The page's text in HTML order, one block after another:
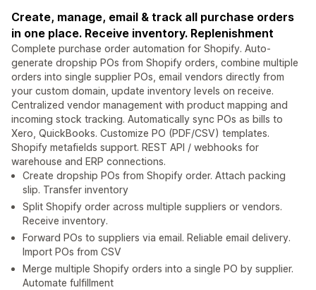
Create, manage, email & track all purchase orders
in one place. Receive inventory. Replenishment
Complete purchase order automation for Shopify. Auto-
generate dropship POs from Shopify orders, combine multiple
orders into single supplier POs, email vendors directly from
your custom domain, update inventory levels on receive.
Centralized vendor management with product mapping and
incoming stock tracking. Automatically sync POs as bills to
Xero, QuickBooks. Customize PO (PDF/CSV) templates.
Shopify metafields support. REST API / webhooks for
warehouse and ERP connections.
Create dropship POs from Shopify order. Attach packing
slip. Transfer inventory
Split Shopify order across multiple suppliers or vendors.
Receive inventory.
Forward POs to suppliers via email. Reliable email delivery.
Import POs from CSV
Merge multiple Shopify orders into a single PO by supplier.
Automate fulfillment